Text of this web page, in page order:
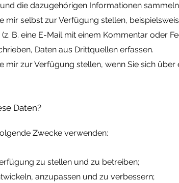
die dazugehörigen Informationen
mir selbst zur Verfügung stellen,
B. eine E-Mail mit einem Kommentar oder
Daten aus Drittquellen erfassen.
mir zur Verfügung stellen, wenn Sie sich
Daten?
Zwecke verwenden:
zu stellen und zu betreiben;
anzupassen und zu verbessern;